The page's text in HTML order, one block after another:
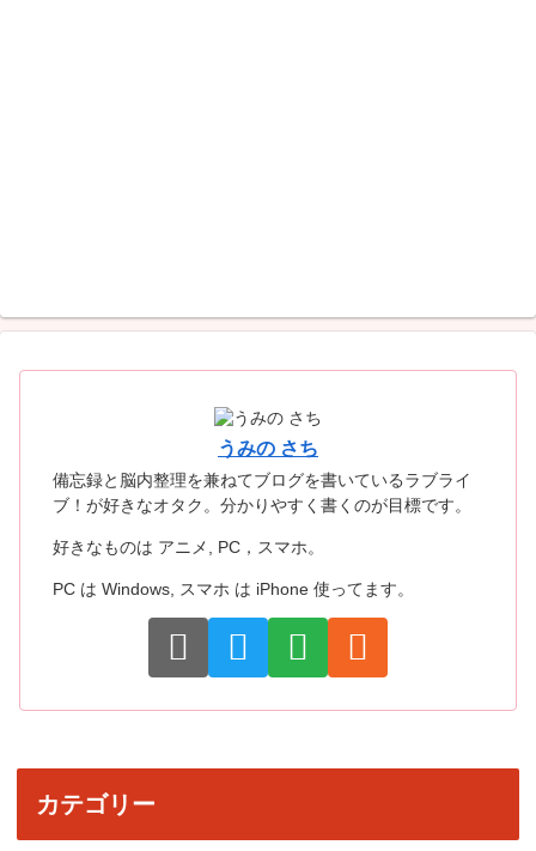
うみの さち
備忘録と脳内整理を兼ねてブログを書いているラブライ
ブ！が好きなオタク。分かりやすく書くのが目標です。
好きなものは アニメ, PC，スマホ。
PC は Windows, スマホ は iPhone 使ってます。
カテゴリー